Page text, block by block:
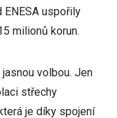
ENESA uspořily
milionů korun.
volbou. Jen
střechy
je díky spojení